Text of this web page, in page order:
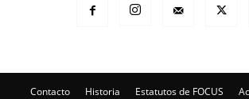
Contacto Historia Estatutos de FOCUS